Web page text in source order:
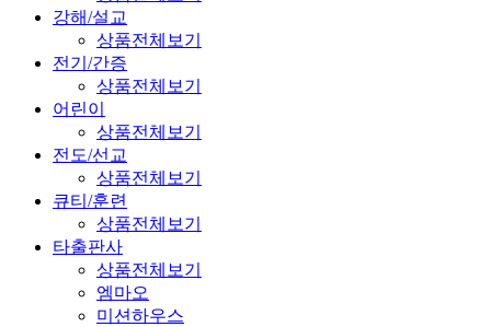
강해/설교
상품전체보기
전기/간증
상품전체보기
어린이
상품전체보기
전도/선교
상품전체보기
큐티/훈련
상품전체보기
타출판사
상품전체보기
엠마오
미션하우스